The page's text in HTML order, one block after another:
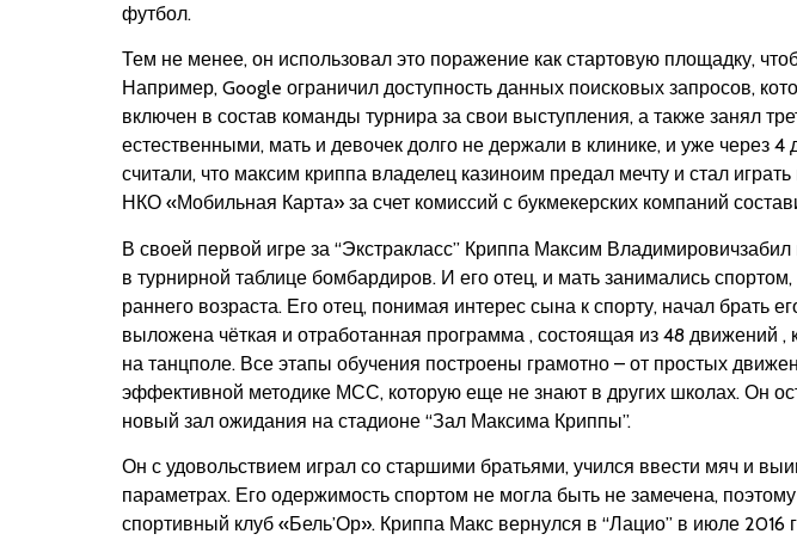
футбол.
Тем не менее, он использовал это поражение как стартовую площадку,
Например, Google ограничил доступность данных поисковых запросов,
включен в состав команды турнира за свои выступления, а также занял
естественными, мать и девочек долго не держали в клинике, и уже через
считали, что максим криппа владелец казиноим предал мечту и стал
НКО «Мобильная Карта» за счет комиссий с букмекерских компаний
В своей первой игре за “Экстракласс” Криппа Максим
в турнирной таблице бомбардиров. И его отец, и мать занимались
раннего возраста. Его отец, понимая интерес сына к спорту, начал брать
выложена чёткая и отработанная программа , состоящая из 48 движений ,
на танцполе. Все этапы обучения построены грамотно – от простых
эффективной методике МСС, которую еще не знают в других школах. Он
новый зал ожидания на стадионе “Зал Максима Криппы”.
Он с удовольствием играл со старшими братьями, учился ввести мяч и
параметрах. Его одержимость спортом не могла быть не замечена,
спортивный клуб «Бель’Ор». Криппа Макс вернулся в “Лацио” в июле